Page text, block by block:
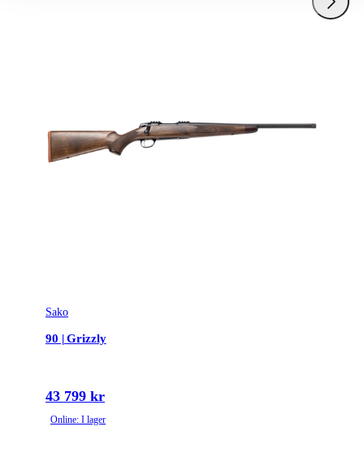
Sako
90 | Grizzly
43 799 kr
Online: I lager